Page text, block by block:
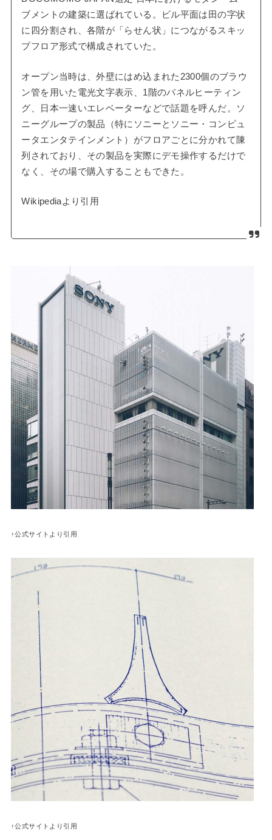
ブメントの建築に選ばれている。ビル平面は田の字状
に四分割され、各階が「らせん状」につながるスキッ
プフロア形式で構成されていた。
オープン当時は、外壁にはめ込まれた2300個のブラウ
ン管を用いた電光文字表示、1階のパネルヒーティン
グ、日本一速いエレベーターなどで話題を呼んだ。ソ
ニーグループの製品（特にソニーとソニー・コンピュ
ータエンタテインメント）がフロアごとに分かれて陳
列されており、その製品を実際にデモ操作するだけで
なく、その場で購入することもできた。
Wikipediaより引用
↑公式サイトより引用
↑公式サイトより引用